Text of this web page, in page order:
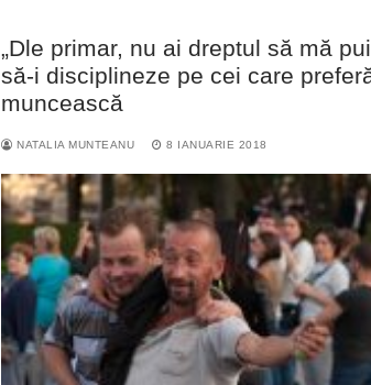
Caută
după:
„Dle primar, nu ai dreptul să mă
să-i disciplineze pe cei care
muncească
NATALIA MUNTEANU 8 IANUARIE 2018